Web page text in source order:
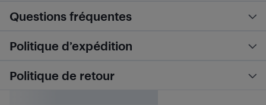
Questions fréquentes
Politique d’expédition
Politique de retour